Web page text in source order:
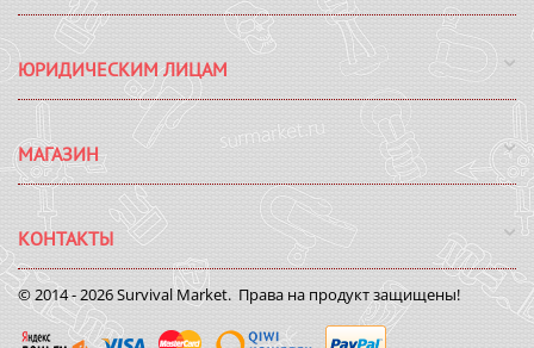
ЮРИДИЧЕСКИМ ЛИЦАМ
МАГАЗИН
КОНТАКТЫ
© 2014 - 2026 Survival Market. Права на продукт защищены!